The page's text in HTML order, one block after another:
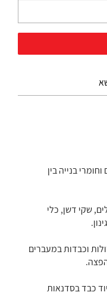
בנייה בין
שקי דשן, כלי
וכבדות במעברים
כבד בסדנאות